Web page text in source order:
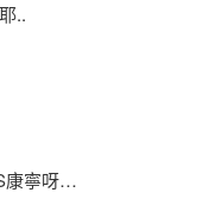
..
康寧呀…